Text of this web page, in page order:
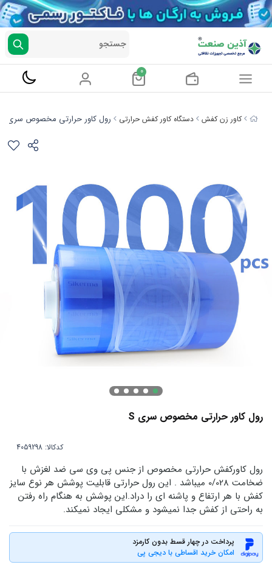
کاور زن کفش دستگاه کاور کفش حرارتی رول کاور حرارتی مخصوص سری S
کدکالا:
رول کاور حرارتی مخصوص سری S
رول کاورکفش حرارتی مخصوص از جنس پی وی سی ضد لغزش با
ضخامت 0/028 میباشد . این رول حرارتی قابلیت پوشش هر نوع سایز
کفش با هر ارتفاع و پاشنه ای را دراد.این پوشش به هنگام راه رفتن
به راحتی از کفش جدا نمیشود و مشکلی ایجاد نمیکند.
پرداخت در چهار قسط بدون کارمزد
امکان خرید اقساطی با دیجی پی
جستجو
0